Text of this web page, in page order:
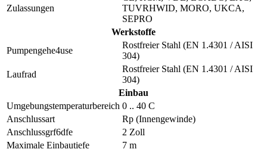
Zulassungen
TUVRHWID, MORO, UKCA,
SEPRO
Werkstoffe
Pumpengehe4use
Rostfreier Stahl (EN 1.4301 / AISI
304)
Laufrad
Rostfreier Stahl (EN 1.4301 / AISI
304)
Einbau
Umgebungstemperaturbereich 0 .. 40 C
Anschlussart
Rp (Innengewinde)
Anschlussgrf6dfe
2 Zoll
Maximale Einbautiefe
7 m